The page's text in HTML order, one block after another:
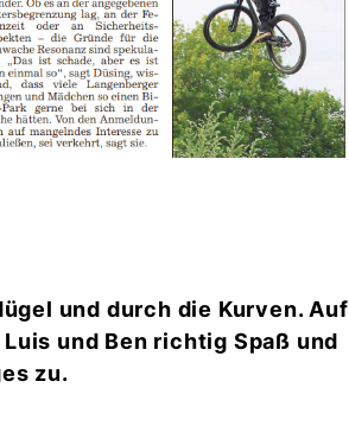
und durch die Kurven. Auf
Luis und Ben richtig Spaß und
zu.